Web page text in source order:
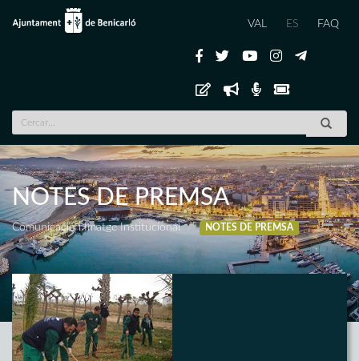
VAL ES FAQ
NOTES DE PREMSA
Comunicació i Imatge Institucional NOTES DE PREMSA